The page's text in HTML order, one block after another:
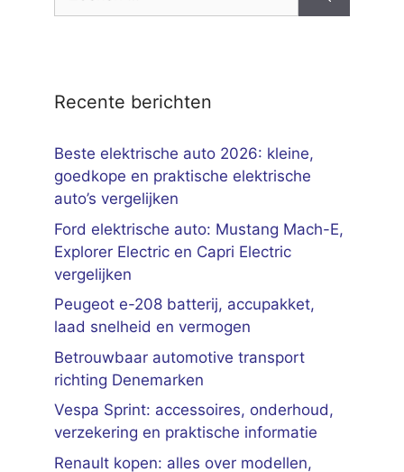
Recente berichten
Beste elektrische auto 2026: kleine,
goedkope en praktische elektrische
auto’s vergelijken
Ford elektrische auto: Mustang Mach-E,
Explorer Electric en Capri Electric
vergelijken
Peugeot e-208 batterij, accupakket,
laad snelheid en vermogen
Betrouwbaar automotive transport
richting Denemarken
Vespa Sprint: accessoires, onderhoud,
verzekering en praktische informatie
Renault kopen: alles over modellen,